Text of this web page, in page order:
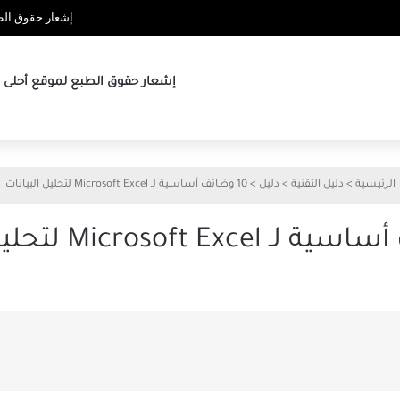
إشعار حقوق
إشعار حقوق الطبع لموقع أحلى
الرئيسية > دليل التقنية > دليل > 10 وظائف أساسية لـ Microsoft Excel لتحليل البيانات